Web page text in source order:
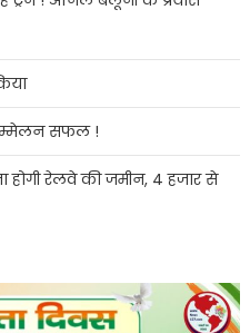
सम्मेलन सफल !
होगी रेलवे की जमीन, 4 हजार से